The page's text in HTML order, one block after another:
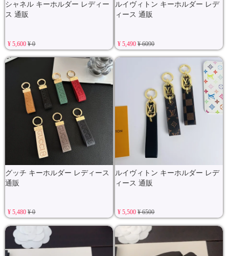
シャネル キーホルダー レディー
ス 通販
¥ 5,600¥ 0
ルイヴィトン キーホルダー レデ
ィース 通販
¥ 5,490¥ 6090
グッチ キーホルダー レディース
通販
¥ 5,480¥ 0
ルイヴィトン キーホルダー レデ
ィース 通販
¥ 5,500¥ 6500